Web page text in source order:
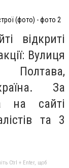
(фото) - фото 2
відкриті
Вулиця
Полтава,
За
на сайті
та 3
Ctrl + Enter, щоб